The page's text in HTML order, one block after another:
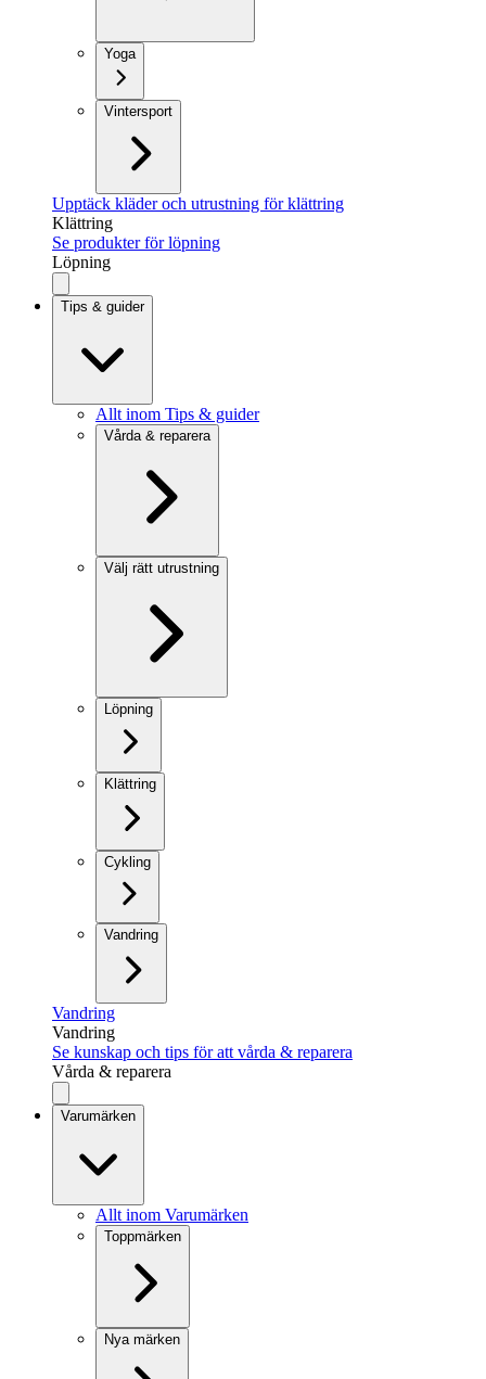
Yoga
Vintersport
Upptäck kläder och utrustning för klättring
Klättring
Se produkter för löpning
Löpning
Tips & guider
Allt inom Tips & guider
Vårda & reparera
Välj rätt utrustning
Löpning
Klättring
Cykling
Vandring
Vandring
Vandring
Se kunskap och tips för att vårda & reparera
Vårda & reparera
Varumärken
Allt inom Varumärken
Toppmärken
Nya märken